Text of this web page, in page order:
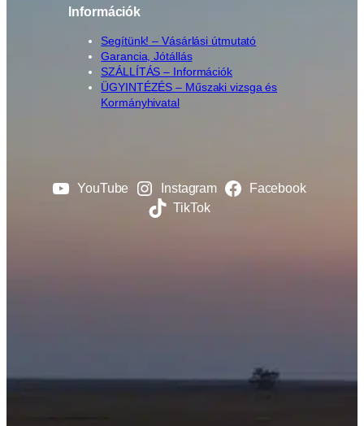
Információk
Segítünk! – Vásárlási útmutató
Garancia, Jótállás
SZÁLLÍTÁS – Információk
ÜGYINTÉZÉS – Műszaki vizsga és
Kormányhivatal
YouTube Instagram
Facebook
TikTok